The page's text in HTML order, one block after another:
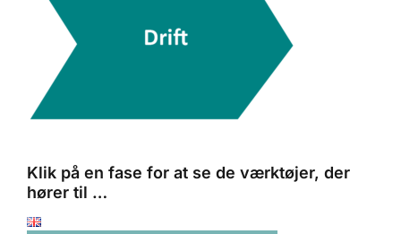
Klik på en fase for at se de værktøjer, der
hører til …